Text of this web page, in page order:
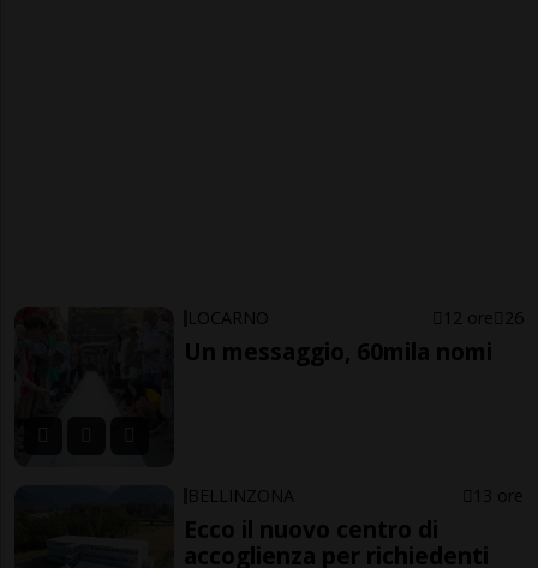
LOCARNO 12 ore 26
Un messaggio, 60mila nomi
BELLINZONA 13 ore
Ecco il nuovo centro di
accoglienza per richiedenti